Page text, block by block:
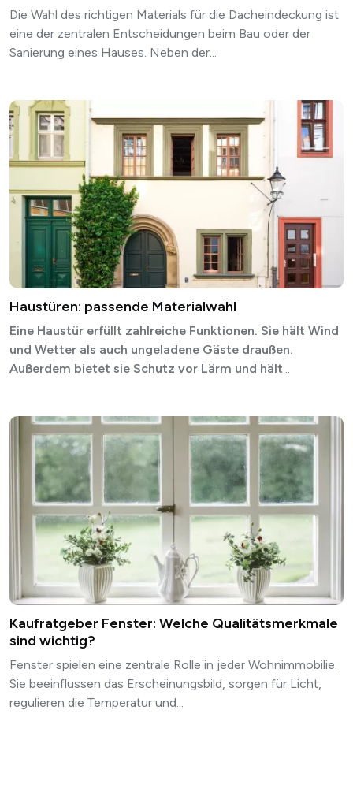
Die Wahl des richtigen Materials für die Dacheindeckung ist
eine der zentralen Entscheidungen beim Bau oder der
Sanierung eines Hauses. Neben der...
Haustüren: passende Materialwahl
Eine Haustür erfüllt zahlreiche Funktionen. Sie hält Wind
und Wetter als auch ungeladene Gäste draußen.
Außerdem bietet sie Schutz vor Lärm und hält...
Kaufratgeber Fenster: Welche Qualitätsmerkmale
sind wichtig?
Fenster spielen eine zentrale Rolle in jeder Wohnimmobilie.
Sie beeinflussen das Erscheinungsbild, sorgen für Licht,
regulieren die Temperatur und...